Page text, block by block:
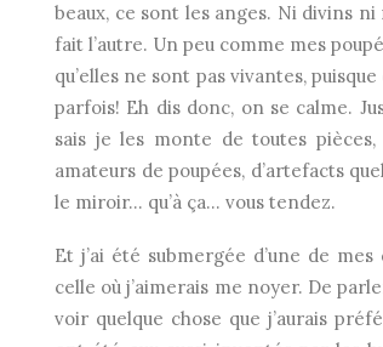
beaux, ce sont les anges. Ni divins
fait l’autre. Un peu comme mes
qu’elles ne sont pas vivantes,
parfois! Eh dis donc, on se calme.
sais je les monte de toutes
amateurs de poupées, d’artefacts
le miroir… qu’à ça… vous tendez.
Et j’ai été submergée d’une de
celle où j’aimerais me noyer. De
voir quelque chose que j’aurais